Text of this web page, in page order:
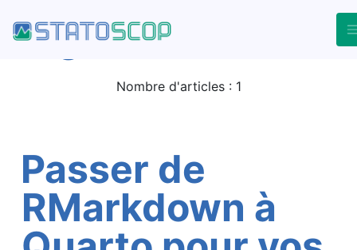
Retour à l'accueil du blog
Tag rmarkdown
Nombre d'articles : 1
Passer de
RMarkdown à